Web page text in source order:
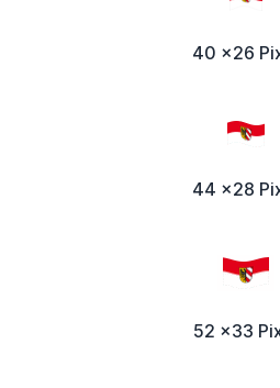
40 x26
44 x28
52 x33